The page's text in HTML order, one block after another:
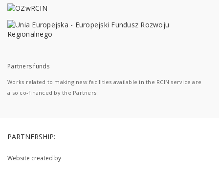
Partners funds
Works related to making new facilities available in the RCIN service are
also co-financed by the Partners.
PARTNERSHIP:
Website created by